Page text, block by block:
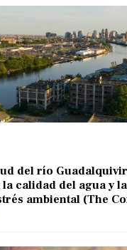
del río
calidad del agua y
ambiental (The